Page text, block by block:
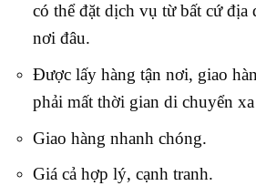
có thể đặt dịch vụ từ bất cứ địa
nơi đâu.
Được lấy hàng tận nơi, giao
phải mất thời gian di chuyển
Giao hàng nhanh chóng.
Giá cả hợp lý, cạnh tranh.